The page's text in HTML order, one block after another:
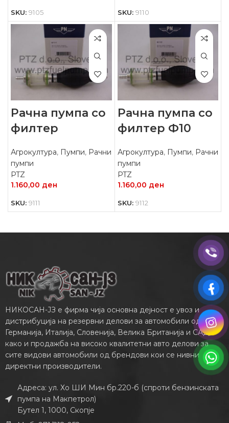
SKU: 9105 SKU: 9110
Рачна пумпа со
филтер
Агрокултура, Пумпи, Рачни
пумпи
PTZ
1.160,00 ден
SKU: 9111
Рачна пумпа со
филтер Ф10
Агрокултура, Пумпи, Рачни
пумпи
PTZ
1.160,00 ден
SKU: 9112
НИКОСАН-ЈЗ е фирма чија основна дејност е увоз и
дистрибуција на резервни делови за автомобили од
Германија, Италија, Словенија, Велика Британија и САД,
како и продажба на високо квалитетни авто делови за
сите видови автомобили од брендови кои се нивни
директни производители.
Адреса: ул. Хо ШИ Мин бр.220-б (спроти бензинската
пумпа на Макпетрол)
Бутел 1, 1000, Скопје